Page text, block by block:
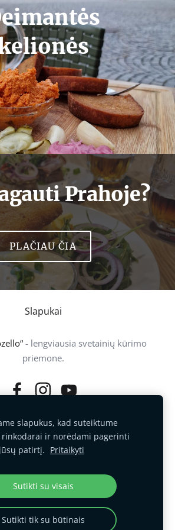
Prahoje?
​PLAČIAU ČIA​
Slapukai
- lengviausia svetainių kūrimo
priemone.
slapukus, kad suteiktume
rinkodarai ir norėdami pagerinti
jūsų patirtį. Pritaikyti
Sutikti su visais
Sutikti tik su būtinais